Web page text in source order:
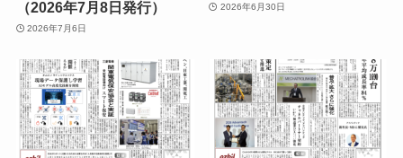
（2026年7月8日発行）
2026年7月6日
2026年6月30日